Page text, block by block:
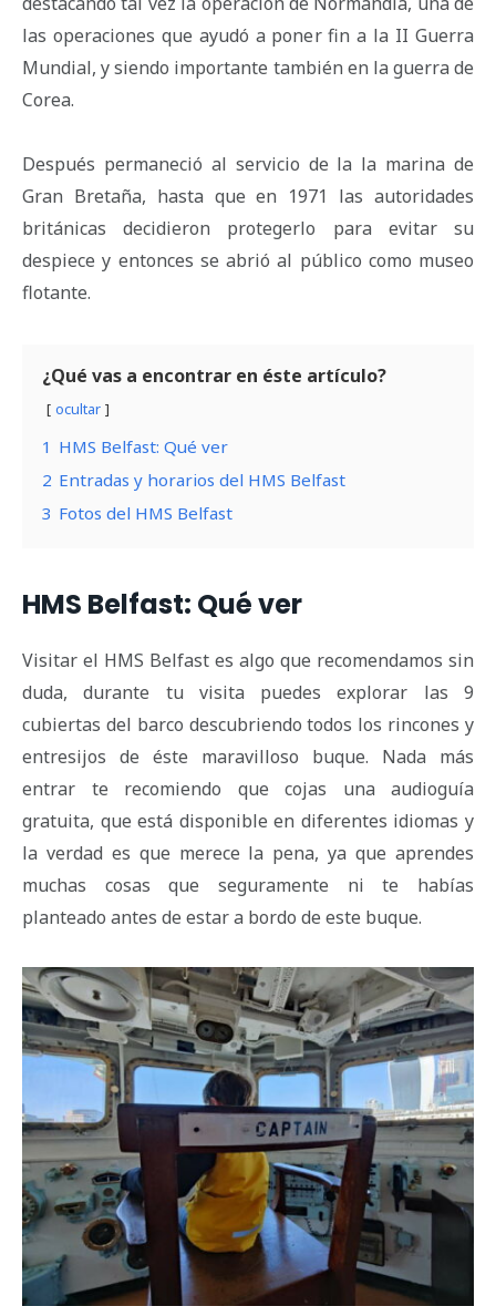
las operaciones que ayudó a poner fin a la II Guerra
Mundial, y siendo importante también en la guerra de
Corea.
Después permaneció al servicio de la la marina de
Gran Bretaña, hasta que en 1971 las autoridades
británicas decidieron protegerlo para evitar su
despiece y entonces se abrió al público como museo
flotante.
¿Qué vas a encontrar en éste artículo?
ocultar
1 HMS Belfast: Qué ver
2 Entradas y horarios del HMS Belfast
3 Fotos del HMS Belfast
HMS Belfast: Qué ver
Visitar el HMS Belfast es algo que recomendamos sin
duda, durante tu visita puedes explorar las 9
cubiertas del barco descubriendo todos los rincones y
entresijos de éste maravilloso buque. Nada más
entrar te recomiendo que cojas una audioguía
gratuita, que está disponible en diferentes idiomas y
la verdad es que merece la pena, ya que aprendes
muchas cosas que seguramente ni te habías
planteado antes de estar a bordo de este buque.